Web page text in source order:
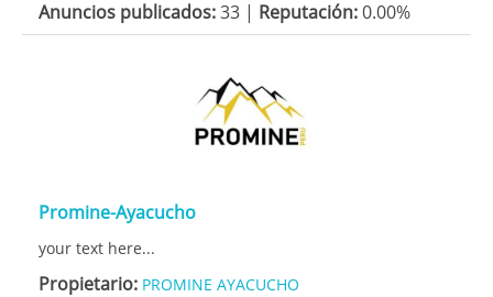
Anuncios publicados:33 | Reputación:0.00%
Promine-Ayacucho
your text here...
Propietario: PROMINE AYACUCHO